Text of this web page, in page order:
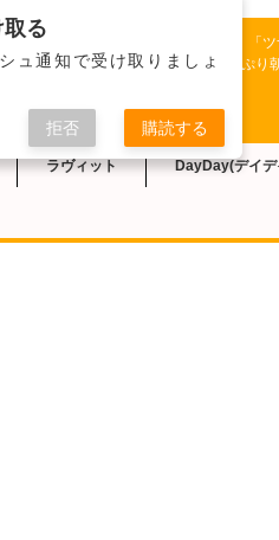
2024/7/18のTBS系【ひるおび】では、「
介されました。簡単激ウマ！栄養たっぷり
ラヴィット DayDay(デイデ
る
ュ通知で受け取りましょ
拒否 購読する